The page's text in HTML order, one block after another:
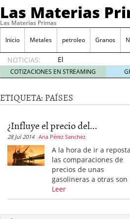
Las Materias
Las Materias Primas
Inicio Metales petroleo Granos
NOTICIAS:
El
Ecosistema
Kuailian,
la
tecnología
a todo el
mundo 7
mayo
2020
Presentación de Silk
WorldMarkets sigue
marzo 2020
MYTVCHAIN Primera
COTIZACIONES EN STREAMING
ETIQUETA: PAÍSES
¿Influye el precio del...
28 Jul 2014 Ana Pérez Sanchez
A la hora de ir a
las comparaciones de
precios de unas
gasolineras a otras son
Leer